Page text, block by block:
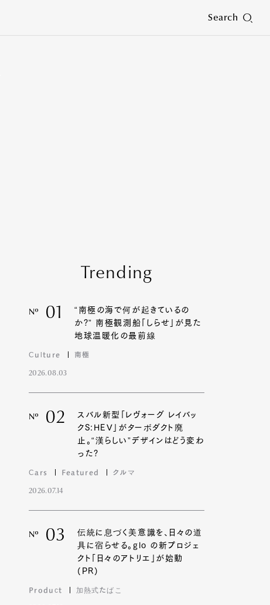
Search
Trending
Nº 01
“南極の海で何が起きているの
か?” 南極観測船「しらせ」が見た
地球温暖化の最前線
Culture 南極
2026.08.03
Nº 02
スバル新型「レヴォーグ レイバッ
クS:HEV」がターボダクト廃
止。“漢らしい”デザインはどう変わ
った?
Cars Featured クルマ
2026.07.14
Nº 03
伝統に息づく美意識を、日々の道
具に宿らせる。glo の新プロジェ
クト「日々のアトリエ」が始動
(PR)
Product 加熱式たばこ